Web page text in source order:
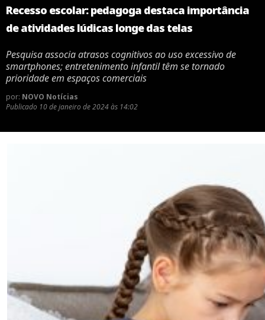
Recesso escolar: pedagoga destaca importância
de atividades lúdicas longe das telas
Pesquisa associa atrasos cognitivos ao uso excessivo de
smartphones; entretenimento infantil têm se tornado
prioridade em espaços comerciais
por: NOVO Notícias
Publicado 10 de janeiro de 2024 às 14:02